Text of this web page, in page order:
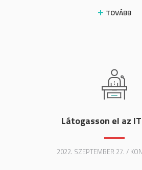
TOVÁBB
Látogasson el az
2022. SZEPTEMBER 27. /